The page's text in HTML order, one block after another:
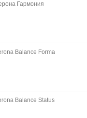
Гармония
Balance Forma
Balance Status